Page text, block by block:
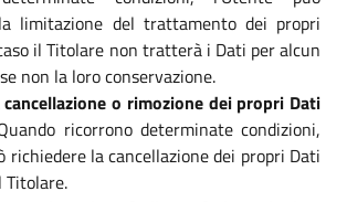
limitazione del trattamento dei propri
il Titolare non tratterà i Dati per alcun
non la loro conservazione.
o rimozione dei propri Dati
ricorrono determinate condizioni,
richiedere la cancellazione dei propri Dati
Titolare.